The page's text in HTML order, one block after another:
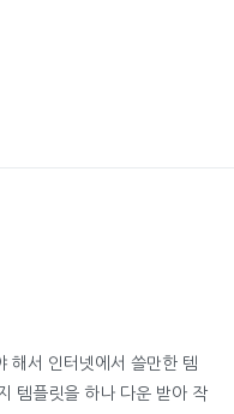
해서 인터넷에서 쓸만한 템
템플릿을 하나 다운 받아 작